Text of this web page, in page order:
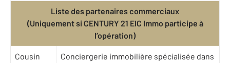
Liste des partenaires commerciaux
(Uniquement si CENTURY 21 EIC Immo participe à
l’opération)
Cousin
Conciergerie immobilière spécialisée dans